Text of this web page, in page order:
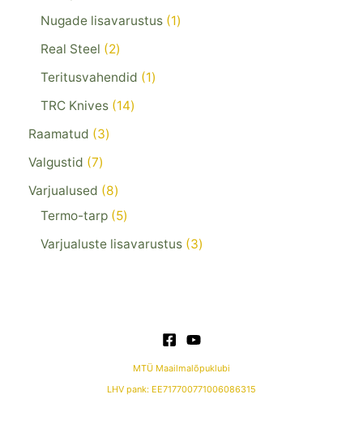
Nugade lisavarustus 1
Real Steel
2
Teritusvahendid
1
TRC Knives 14
Raamatud
3
Valgustid 7
Varjualused
8
Termo-tarp 5
Varjualuste lisavarustus 3
MTÜ Maailmalõpuklubi
LHV pank: EE717700771006086315